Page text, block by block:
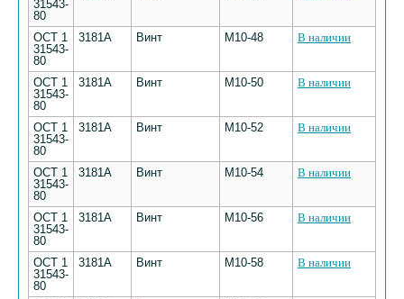
31543-
80
ОСТ 1
31543-
80
3181А Винт М10-48 В наличии
ОСТ 1
31543-
80
3181А Винт М10-50 В наличии
ОСТ 1
31543-
80
3181А Винт М10-52 В наличии
ОСТ 1
31543-
80
3181А Винт М10-54 В наличии
ОСТ 1
31543-
80
3181А Винт М10-56 В наличии
ОСТ 1
31543-
80
3181А Винт М10-58 В наличии